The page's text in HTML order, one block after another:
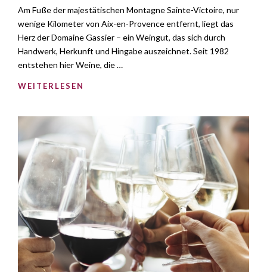
Am Fuße der majestätischen Montagne Sainte-Victoire, nur
wenige Kilometer von Aix-en-Provence entfernt, liegt das
Herz der Domaine Gassier – ein Weingut, das sich durch
Handwerk, Herkunft und Hingabe auszeichnet. Seit 1982
entstehen hier Weine, die …
WEITERLESEN